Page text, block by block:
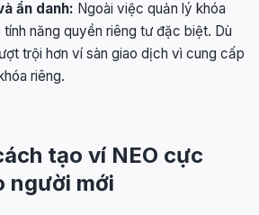
ẩn danh: Ngoài việc quản lý khóa
năng quyền riêng tư đặc biệt. Dù
trội hơn ví sàn giao dịch vì cung cấp
riêng.
tạo ví NEO cực
người mới